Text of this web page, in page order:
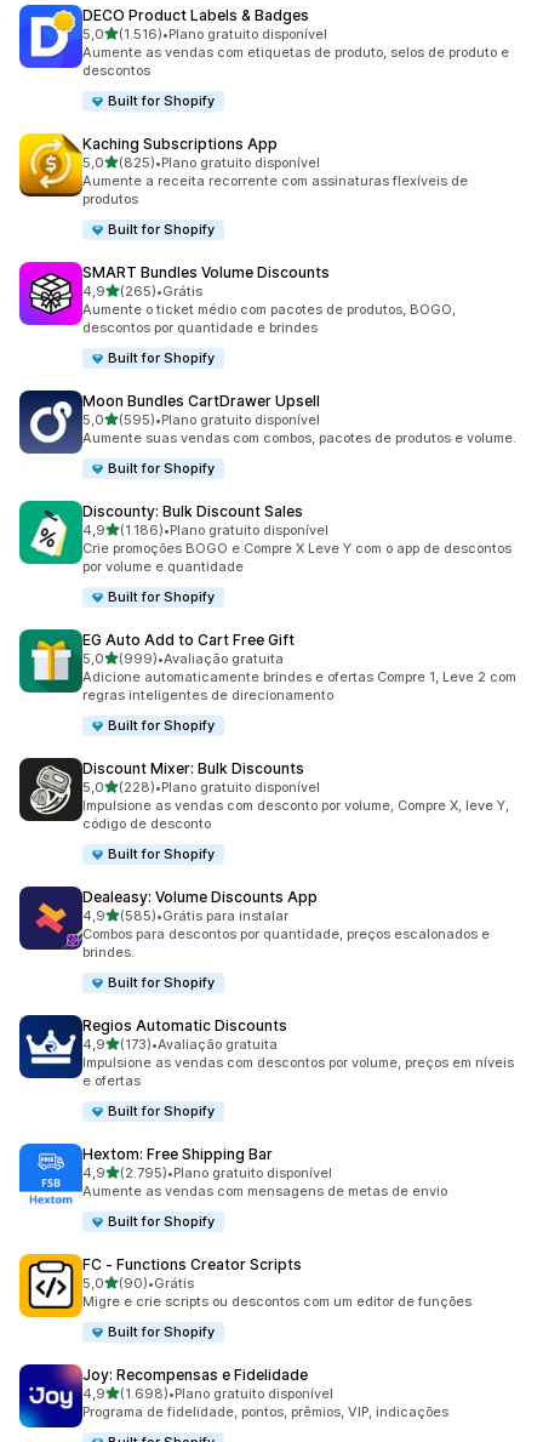
DECO Product Labels & Badges
5,0de 5 estrelas
(1.516)
1516 avaliações ao todo
•Plano gratuito disponível
Aumente as vendas com etiquetas de produto, selos de produto e
descontos
Built for Shopify
Kaching Subscriptions App
5,0de 5 estrelas
(825)
825 avaliações ao todo
•Plano gratuito disponível
Aumente a receita recorrente com assinaturas flexíveis de
produtos
Built for Shopify
SMART Bundles Volume Discounts
4,9de 5 estrelas
(265)
265 avaliações ao todo
•Grátis
Aumente o ticket médio com pacotes de produtos, BOGO,
descontos por quantidade e brindes
Built for Shopify
Moon Bundles CartDrawer Upsell
5,0de 5 estrelas
(595)
595 avaliações ao todo
•Plano gratuito disponível
Aumente suas vendas com combos, pacotes de produtos e volume.
Built for Shopify
Discounty: Bulk Discount Sales
4,9de 5 estrelas
(1.186)
1186 avaliações ao todo
•Plano gratuito disponível
Crie promoções BOGO e Compre X Leve Y com o app de descontos
por volume e quantidade
Built for Shopify
EG Auto Add to Cart Free Gift
5,0de 5 estrelas
(999)
999 avaliações ao todo
•Avaliação gratuita
Adicione automaticamente brindes e ofertas Compre 1, Leve 2 com
regras inteligentes de direcionamento
Built for Shopify
Discount Mixer: Bulk Discounts
5,0de 5 estrelas
(228)
228 avaliações ao todo
•Plano gratuito disponível
Impulsione as vendas com desconto por volume, Compre X, leve Y,
código de desconto
Built for Shopify
Dealeasy: Volume Discounts App
4,9de 5 estrelas
(585)
585 avaliações ao todo
•Grátis para instalar
Combos para descontos por quantidade, preços escalonados e
brindes.
Built for Shopify
Regios Automatic Discounts
4,9de 5 estrelas
(173)
173 avaliações ao todo
•Avaliação gratuita
Impulsione as vendas com descontos por volume, preços em níveis
e ofertas
Built for Shopify
Hextom: Free Shipping Bar
4,9de 5 estrelas
(2.795)
2795 avaliações ao todo
•Plano gratuito disponível
Aumente as vendas com mensagens de metas de envio
Built for Shopify
FC ‑ Functions Creator Scripts
5,0de 5 estrelas
(90)
90 avaliações ao todo
•Grátis
Migre e crie scripts ou descontos com um editor de funções
Built for Shopify
Joy: Recompensas e Fidelidade
4,9de 5 estrelas
(1.698)
1698 avaliações ao todo
•Plano gratuito disponível
Programa de fidelidade, pontos, prêmios, VIP, indicações